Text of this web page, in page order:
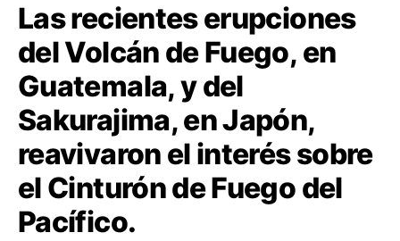
Las recientes erupciones
del Volcán de Fuego, en
Guatemala, y del
Sakurajima, en Japón,
reavivaron el interés sobre
el Cinturón de Fuego del
Pacífico.